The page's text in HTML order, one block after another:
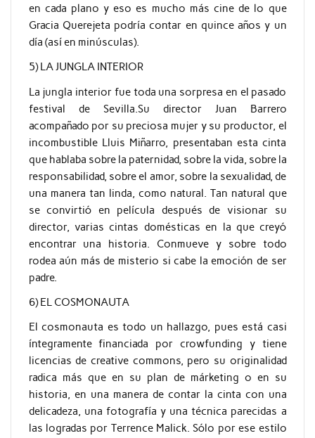
en cada plano y eso es mucho más cine de lo que
Gracia Querejeta podría contar en quince años y un
día (así en minúsculas).
5) LA JUNGLA INTERIOR
La jungla interior fue toda una sorpresa en el pasado
festival de Sevilla.Su director Juan Barrero
acompañado por su preciosa mujer y su productor, el
incombustible Lluis Miñarro, presentaban esta cinta
que hablaba sobre la paternidad, sobre la vida, sobre la
responsabilidad, sobre el amor, sobre la sexualidad, de
una manera tan linda, como natural. Tan natural que
se convirtió en película después de visionar su
director, varias cintas domésticas en la que creyó
encontrar una historia. Conmueve y sobre todo
rodea aún más de misterio si cabe la emoción de ser
padre.
6) EL COSMONAUTA
El cosmonauta es todo un hallazgo, pues está casi
íntegramente financiada por crowfunding y tiene
licencias de creative commons, pero su originalidad
radica más que en su plan de márketing o en su
historia, en una manera de contar la cinta con una
delicadeza, una fotografía y una técnica parecidas a
las logradas por Terrence Malick. Sólo por ese estilo